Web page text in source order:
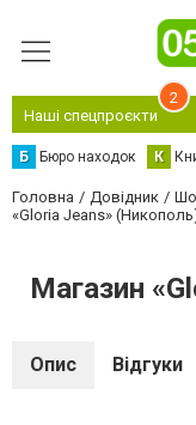
Наші спецпроєкти
2
Б Бюро находок К
Головна Довідник
«Gloria Jeans»
Магазин
Опис Відгуки